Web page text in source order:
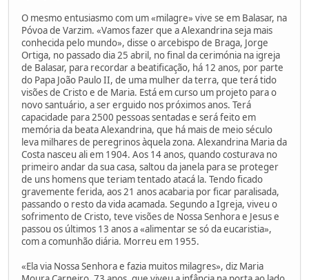
O mesmo entusiasmo com um «milagre» vive se em Balasar, na
Póvoa de Varzim. «Vamos fazer que a Alexandrina seja mais
conhecida pelo mundo», disse o arcebispo de Braga, Jorge
Ortiga, no passado dia 25 abril, no final da cerimónia na igreja
de Balasar, para recordar a beatificação, há 12 anos, por parte
do Papa João Paulo II, de uma mulher da terra, que terá tido
visões de Cristo e de Maria. Está em curso um projeto para o
novo santuário, a ser erguido nos próximos anos. Terá
capacidade para 2500 pessoas sentadas e será feito em
memória da beata Alexandrina, que há mais de meio século
leva milhares de peregrinos àquela zona. Alexandrina Maria da
Costa nasceu ali em 1904. Aos 14 anos, quando costurava no
primeiro andar da sua casa, saltou da janela para se proteger
de uns homens que teriam tentado atacá la. Tendo ficado
gravemente ferida, aos 21 anos acabaria por ficar paralisada,
passando o resto da vida acamada. Segundo a Igreja, viveu o
sofrimento de Cristo, teve visões de Nossa Senhora e Jesus e
passou os últimos 13 anos a «alimentar se só da eucaristia»,
com a comunhão diária. Morreu em 1955.
«Ela via Nossa Senhora e fazia muitos milagres», diz Maria